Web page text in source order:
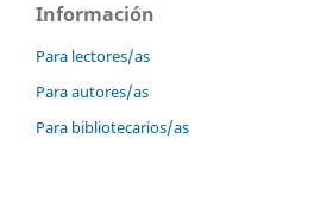
Información
Para lectores/as
Para autores/as
Para bibliotecarios/as